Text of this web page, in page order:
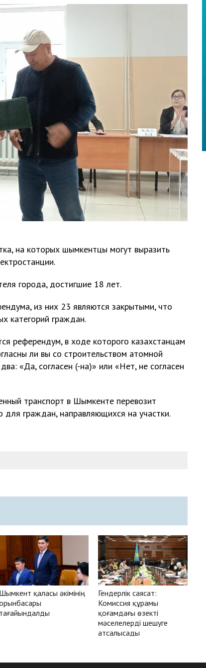
на которых шымкентцы могут выразить
города, достигшие 18 лет.
из них 23 являются закрытыми, что
категорий граждан.
референдум, в ходе которого казахстанцам
ли вы со строительством атомной
«Да, согласен (-на)» или «Нет, не согласен
транспорт в Шымкенте перевозит
для граждан, направляющихся на участки.
Шымкент қаласы әкімінің
тағайындалды
Гендерлік саясат:
Комиссия құрамы
қоғамдағы өзекті
мәселелерді шешуге
атсалысады